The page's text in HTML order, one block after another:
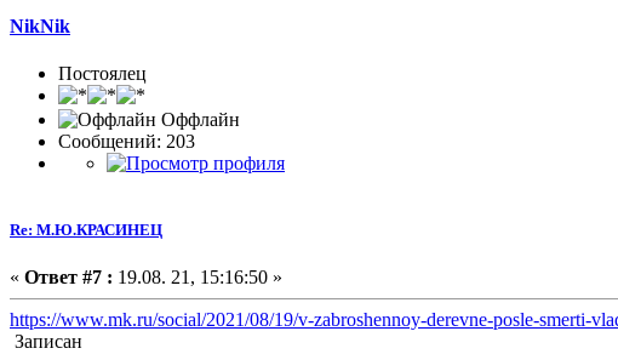
NikNik
Постоялец
Оффлайн
Сообщений: 203
Re: М.Ю.КРАСИНЕЦ
« Ответ #7 : 19.08. 21, 15:16:50 »
https://www.mk.ru/social/2021/08/19/v-zabroshennoy-derevne-posle-smerti-
Записан